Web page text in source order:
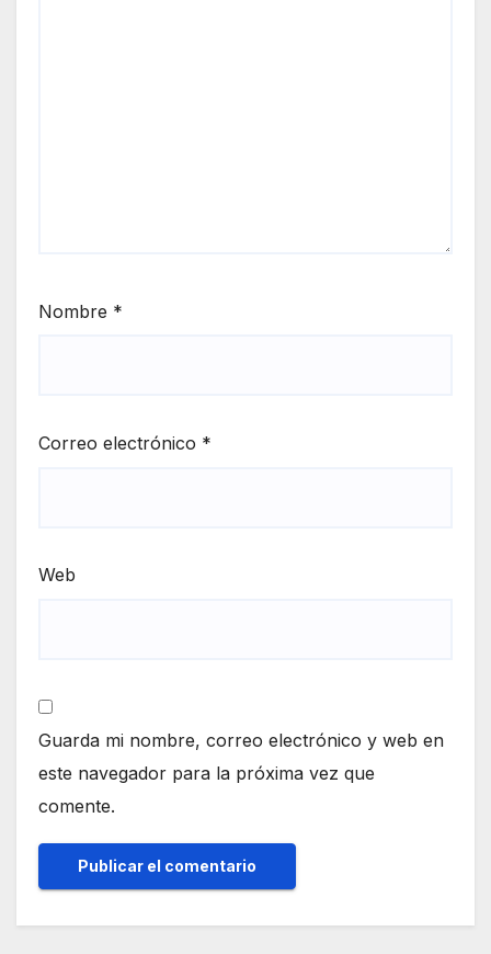
Nombre *
Correo electrónico *
Web
Guarda mi nombre, correo electrónico y web en
este navegador para la próxima vez que
comente.